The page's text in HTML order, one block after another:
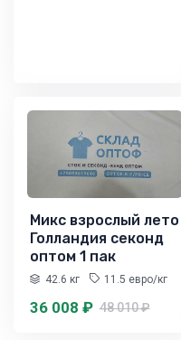
Микс взрослый лето
Голландия секонд
оптом 1 пак
42.6 кг 11.5 евро/кг
36 008 ₽ 48 010 ₽